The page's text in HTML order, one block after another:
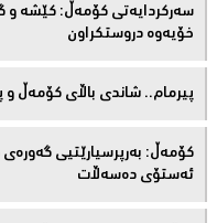
سەركردایەتی كۆمەڵ: كێشە و
خۆیەوە دروستكراون
پیرمام.. شاندی باڵای كۆمه‌ڵ و
كۆمەڵ: بەرپرسیارێتیی
ئەستۆی دەسەڵات